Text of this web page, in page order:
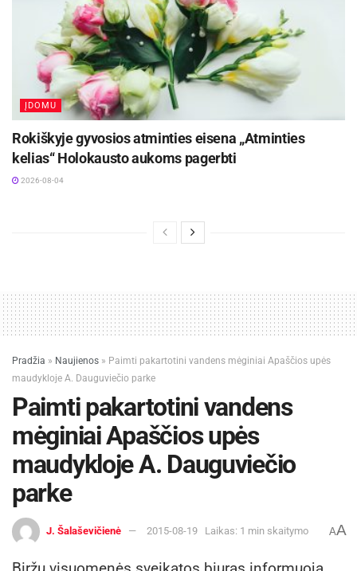
ĮDOMU
Rokiškyje gyvosios atminties eisena „Atminties
kelias“ Holokausto aukoms pagerbti
2026-08-04
Pradžia » Naujienos » Paimti pakartotini vandens mėginiai Apaščios upės
maudykloje A. Dauguviečio parke
Paimti pakartotini vandens
mėginiai Apaščios upės
maudykloje A. Dauguviečio
parke
J. Šalaševičienė 2015-08-19 Laikas: 1 min skaitymo AA